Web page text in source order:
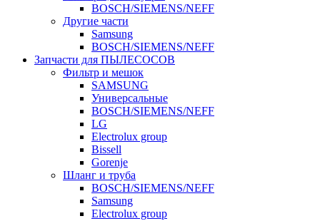
BOSCH/SIEMENS/NEFF
Другие части
Samsung
BOSCH/SIEMENS/NEFF
Запчасти для ПЫЛЕСОСОВ
Фильтр и мешок
SAMSUNG
Универсальные
BOSCH/SIEMENS/NEFF
LG
Electrolux group
Bissell
Gorenje
Шланг и труба
BOSCH/SIEMENS/NEFF
Samsung
Electrolux group